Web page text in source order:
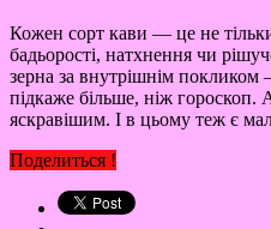
Кожен сорт кави — це не
бадьорості, натхнення чи
зерна за внутрішнім
підкаже більше, ніж гороскоп.
яскравішим. І в цьому теж є
Поделиться !